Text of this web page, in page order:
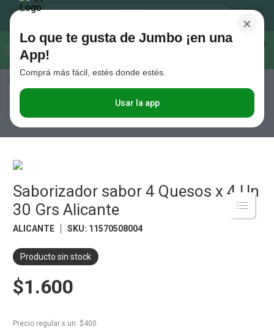
Buscar...
Seleccioná el método de entrega
×
Lo que te gusta de Jumbo ¡en una
App!
Comprá más fácil, estés donde estés.
Usar la app
Caldos, Sopas, Puré y Bolsas para Horno
Saborizador sabor 4 Quesos x 4 Un 30 Grs Alicante
Saborizador sabor 4 Quesos x 4 Un
30 Grs Alicante
ALICANTE SKU: 11570508004
Producto sin stock
$1.600
Precio regular x un: $400
Términos más buscados
Cerveza
Galletitas
Juguetes
Yerba
Fideos
. Aceite